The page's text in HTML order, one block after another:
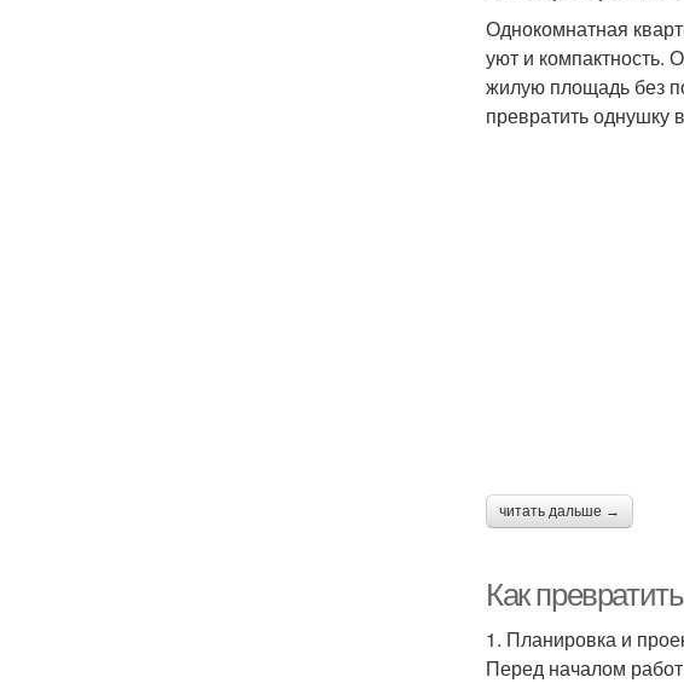
Однокомнатная
уют и компактность.
жилую площадь без
превратить однушку
читать дальше →
Как
1. Планировка и
Перед началом